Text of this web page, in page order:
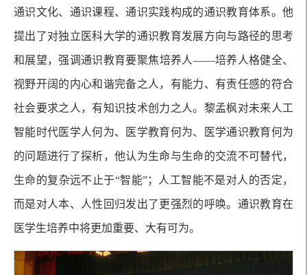
通识文化、通识课程、通识实践构成的通识教育体系。他
提出了对独立医科大学的通识教育发展方向与路径的思考
和展望，强调通识教育要聚焦培养人——培养人格健全、
视野开阔的内心和谐完备之人，有能力、有责任感的符合
社会要求之人，有知识技术创力之人。黎孟枫对未来人工
智能时代医学人何为、医学教育何为、医学通识教育何为
的问题进行了探析，他认为生命与生命的交流不可替代，
生命的复杂远不止于“智能”；人工智能不是对人的否定，
而是对人本、人性回归发出了更强烈的呼唤。通识教育在
医学生培养中将更加重要、大有可为。